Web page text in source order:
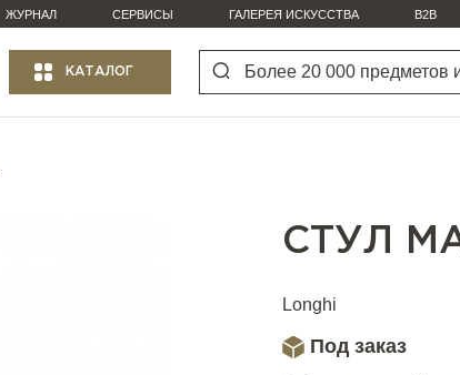
ЖУРНАЛ СЕРВИСЫ ГАЛЕРЕЯ ИСКУССТВА B2B
КАТАЛОГ
СТУЛ
Longhi
Под заказ